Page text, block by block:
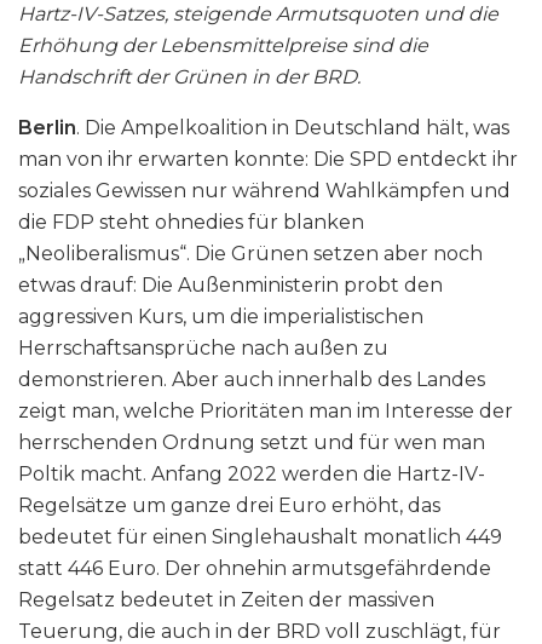
Hartz-IV-Satzes, steigende Armutsquoten und die
Erhöhung der Lebensmittelpreise sind die
Handschrift der Grünen in der BRD.
Berlin. Die Ampelkoalition in Deutschland hält, was
man von ihr erwarten konnte: Die SPD entdeckt ihr
soziales Gewissen nur während Wahlkämpfen und
die FDP steht ohnedies für blanken
„Neoliberalismus“. Die Grünen setzen aber noch
etwas drauf: Die Außenministerin probt den
aggressiven Kurs, um die imperialistischen
Herrschaftsansprüche nach außen zu
demonstrieren. Aber auch innerhalb des Landes
zeigt man, welche Prioritäten man im Interesse der
herrschenden Ordnung setzt und für wen man
Poltik macht. Anfang 2022 werden die Hartz-IV-
Regelsätze um ganze drei Euro erhöht, das
bedeutet für einen Singlehaushalt monatlich 449
statt 446 Euro. Der ohnehin armutsgefährdende
Regelsatz bedeutet in Zeiten der massiven
Teuerung, die auch in der BRD voll zuschlägt, für